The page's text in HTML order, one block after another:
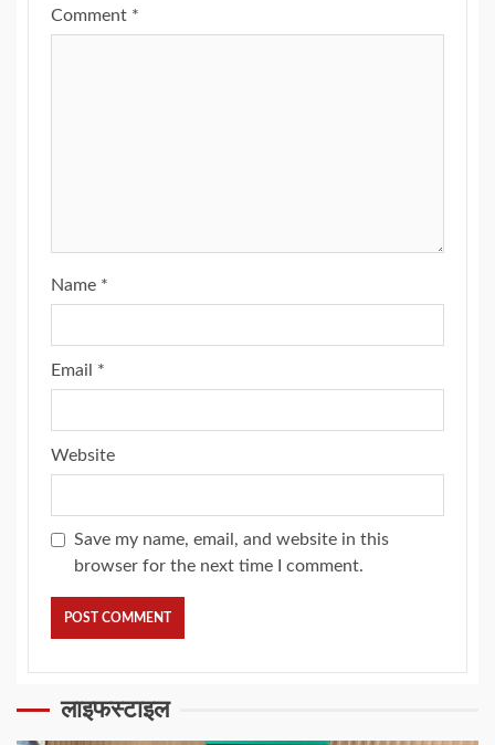
Comment *
Name *
Email *
Website
Save my name, email, and website in this
browser for the next time I comment.
लाइफस्टाइल